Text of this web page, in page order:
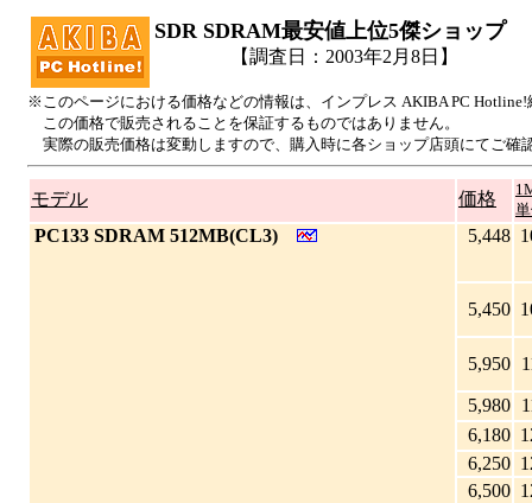
SDR SDRAM最安値上位5傑ショップ
【調査日：2003年2月8日】
※このページにおける価格などの情報は、インプレス AKIBA PC
この価格で販売されることを保証するものではありません。
実際の販売価格は変動しますので、購入時に各ショップ店頭にてご確
モデル 価格
PC133 SDRAM 512MB(CL3) 5,448
5,450
5,950
5,980
6,180
6,250
6,500